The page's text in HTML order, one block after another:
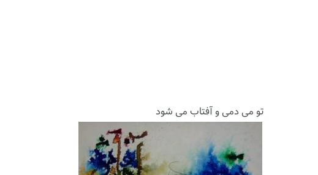
تو می دمی و آفتاب می شود